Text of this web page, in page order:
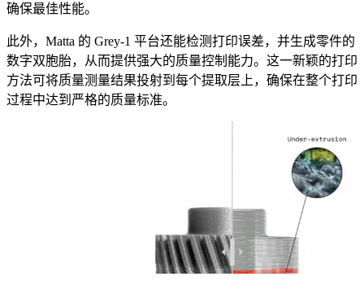
确保最佳性能。
此外，Matta 的 Grey-1 平台还能检测打印误差，并生成零件的
数字双胞胎，从而提供强大的质量控制能力。这一新颖的打印
方法可将质量测量结果投射到每个提取层上，确保在整个打印
过程中达到严格的质量标准。